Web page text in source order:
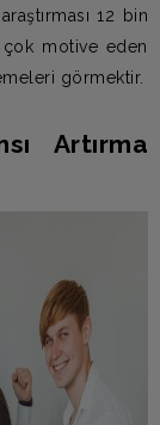
12 bin
motive eden
görmektir.
Artırma